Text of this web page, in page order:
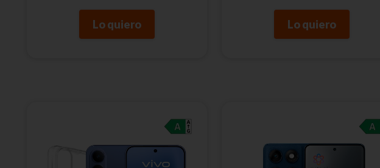
Lo quiero Lo quiero